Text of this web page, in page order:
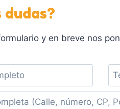
dudas?
y en breve nos